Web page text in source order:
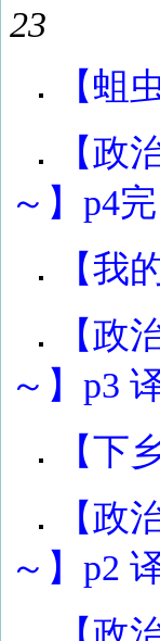
23
【蛆
【政
～】p4
【我
【政
～】p3
【下
【政
～】p2